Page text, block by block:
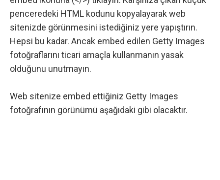
penceredeki HTML kodunu kopyalayarak web
sitenizde görünmesini istediğiniz yere yapıştırın.
Hepsi bu kadar. Ancak embed edilen Getty Images
fotoğraflarını ticari amaçla kullanmanın yasak
olduğunu unutmayın.
Web sitenize embed ettiğiniz Getty Images
fotoğrafının görünümü aşağıdaki gibi olacaktır.